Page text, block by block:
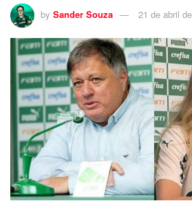
by Sander Souza 21 de abril